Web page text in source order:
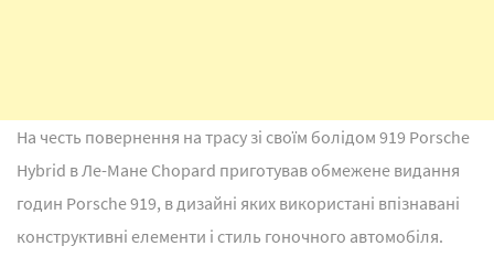
На честь повернення на трасу зі своїм болідом 919 Porsche
Hybrid в Ле-Мане Chopard приготував обмежене видання
годин Porsche 919, в дизайні яких використані впізнавані
конструктивні елементи і стиль гоночного автомобіля.